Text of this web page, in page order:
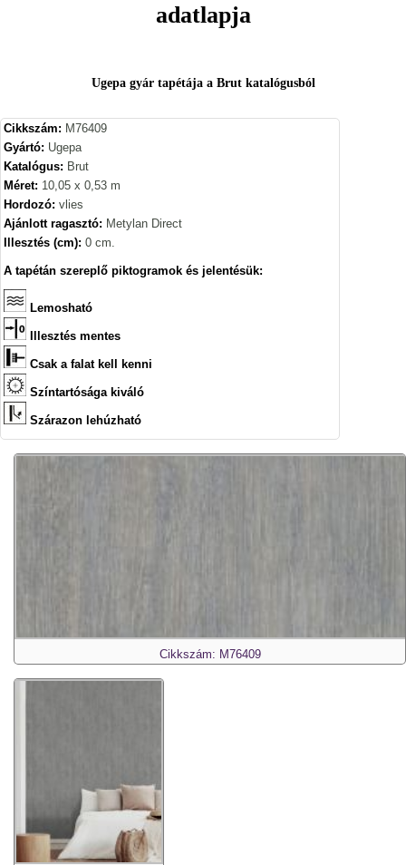
adatlapja
Ugepa gyár tapétája a Brut katalógusból
Cikkszám: M76409
Gyártó: Ugepa
Katalógus: Brut
Méret: 10,05 x 0,53 m
Hordozó: vlies
Ajánlott ragasztó: Metylan Direct
Illesztés (cm): 0 cm.
A tapétán szereplő piktogramok és jelentésük:
Lemosható
Illesztés mentes
Csak a falat kell kenni
Színtartósága kiváló
Szárazon lehúzható
Cikkszám: M76409